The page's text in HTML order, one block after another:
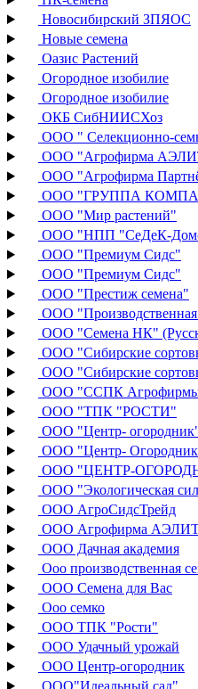
Новосибирский ЗПЯОС
Новые семена
Оазис Растений
Огородное изобилие
Огородное изобилие
ОКБ СибНИИСХоз
ООО " Селекционно-
ООО "Агрофирма
ООО "Агрофирма
ООО "ГРУППА
ООО "Мир растений"
ООО "НПП "СеДеК-
ООО "Премиум Сидс"
ООО "Премиум Сидс"
ООО "Престиж семена"
ООО "Производственная
ООО "Семена НК"
ООО "Сибирские
ООО "Сибирские
ООО "ССПК
ООО "ТПК "РОСТИ"
ООО "Центр-
ООО "Центр-
ООО "ЦЕНТР-
ООО "Экологическая
ООО АгроСидсТрейд
ООО Агрофирма
ООО Дачная академия
Ооо производственная
ООО Семена для Вас
Ооо семко
ООО ТПК "Рости"
ООО Удачный урожай
ООО Центр-огородник
ООО"Идеальный сад"